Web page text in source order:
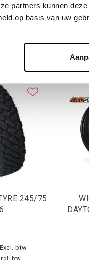
partners kunnen
op basis van uw
245/75
Excl. btw
Incl. btw